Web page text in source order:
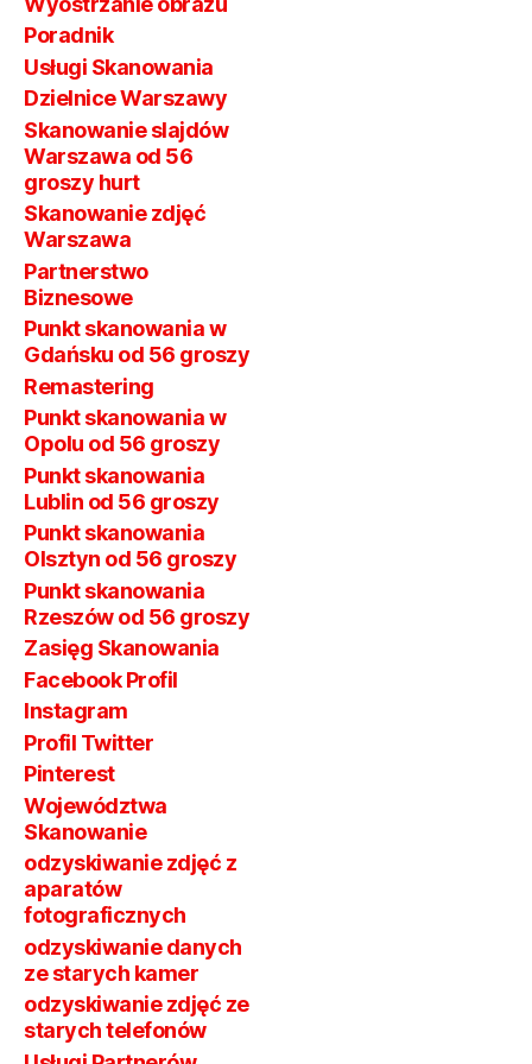
Poradnik
Usługi Skanowania
Dzielnice Warszawy
Skanowanie slajdów
Warszawa od 56
groszy hurt
Skanowanie zdjęć
Warszawa
Partnerstwo
Biznesowe
Punkt skanowania w
Gdańsku od 56 groszy
Remastering
Punkt skanowania w
Opolu od 56 groszy
Punkt skanowania
Lublin od 56 groszy
Punkt skanowania
Olsztyn od 56 groszy
Punkt skanowania
Rzeszów od 56 groszy
Zasięg Skanowania
Facebook Profil
Instagram
Profil Twitter
Pinterest
Województwa
Skanowanie
odzyskiwanie zdjęć z
aparatów
fotograficznych
odzyskiwanie danych
ze starych kamer
odzyskiwanie zdjęć ze
starych telefonów